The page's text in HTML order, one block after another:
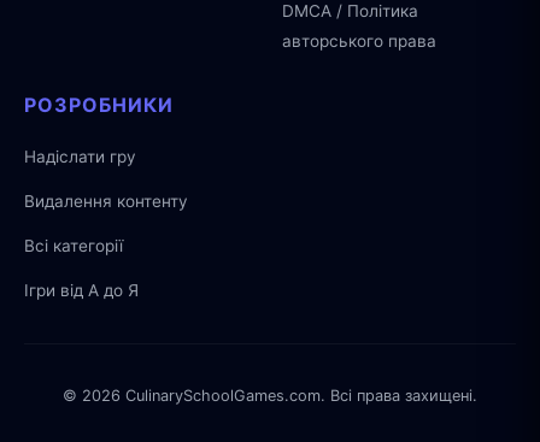
DMCA / Політика
авторського права
РОЗРОБНИКИ
Надіслати гру
Видалення контенту
Всі категорії
Ігри від А до Я
© 2026 CulinarySchoolGames.com. Всі права захищені.